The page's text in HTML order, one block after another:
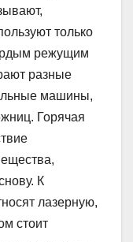
только
режущим
разные
машины,
Горячая
К
лазерную,
стоит